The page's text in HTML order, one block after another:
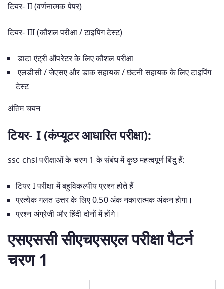
टियर- II (वर्णनात्मक पेपर)
टियर- III (कौशल परीक्षा / टाइपिंग टेस्ट)
डाटा एंट्री ऑपरेटर के लिए कौशल परीक्षा
एलडीसी / जेएसए और डाक सहायक / छंटनी सहायक के लिए टाइपिंग
टेस्ट
अंतिम चयन
टियर- I (कंप्यूटर आधारित परीक्षा):
ssc chsl परीक्षाओं के चरण 1 के संबंध में कुछ महत्वपूर्ण बिंदु हैं:
टियर I परीक्षा में बहुविकल्पीय प्रश्न होते हैं
प्रत्येक गलत उत्तर के लिए 0.50 अंक नकारात्मक अंकन होगा।
प्रश्न अंग्रेजी और हिंदी दोनों में होंगे।
एसएससी सीएचएसएल परीक्षा पैटर्न
चरण 1